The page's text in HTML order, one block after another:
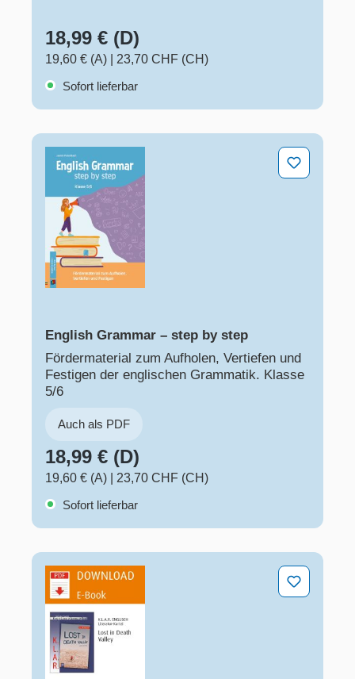
18,99 € (D)
19,60 € (A)
23,70 CHF (CH)
Sofort lieferbar
English Grammar – step by step
English Grammar – step by step
Fördermaterial zum Aufholen, Vertiefen und
Festigen der englischen Grammatik. Klasse
5/6
Auch als PDF
18,99 € (D)
19,60 € (A)
23,70 CHF (CH)
Sofort lieferbar
Lost in Death Valley